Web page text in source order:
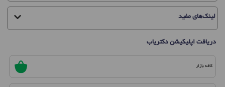
لینک‌های مفید
دریافت اپلیکیشن دکتریاب
کافه بازار